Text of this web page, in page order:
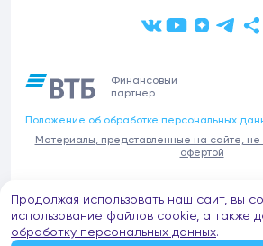
Финансовый
партнер
Положение об обработке персональных
Материалы, представленные на сайте, не
офертой
В связи с участившимися случаями
имени компании Донстрой (проведения
отделочных материалов и т.п.), обращаем
компания Донстрой не оказывает
представительств такого профиля и не
Продолжая использовать наш сайт, вы
использование файлов cookie, а также
обработку персональных данных.